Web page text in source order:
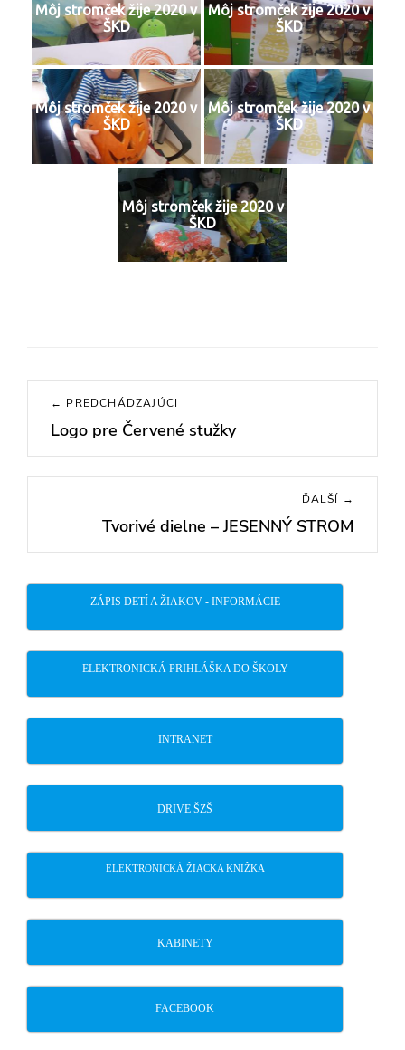
Môj stromček žije 2020 v
ŠKD
Môj stromček žije 2020 v
ŠKD
Môj stromček žije 2020 v
ŠKD
Môj stromček žije 2020 v
ŠKD
Môj stromček žije 2020 v
ŠKD
článku
← PREDCHÁDZAJÚCI
Previous
post:
Logo pre Červené stužky
ĎALŠÍ →
post:
Tvorivé dielne – JESENNÝ STROM
ZÁPIS DETÍ A ŽIAKOV - INFORMÁCIE
ELEKTRONICKÁ PRIHLÁŠKA DO ŠKOLY
INTRANET
DRIVE ŠZŠ
ELEKTRONICKÁ ŽIACKA KNIŽKA
KABINETY
FACEBOOK